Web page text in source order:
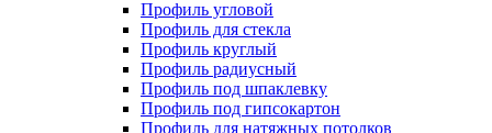
Профиль угловой
Профиль для стекла
Профиль круглый
Профиль радиусный
Профиль под шпаклевку
Профиль под гипсокартон
Профиль для натяжных потолков